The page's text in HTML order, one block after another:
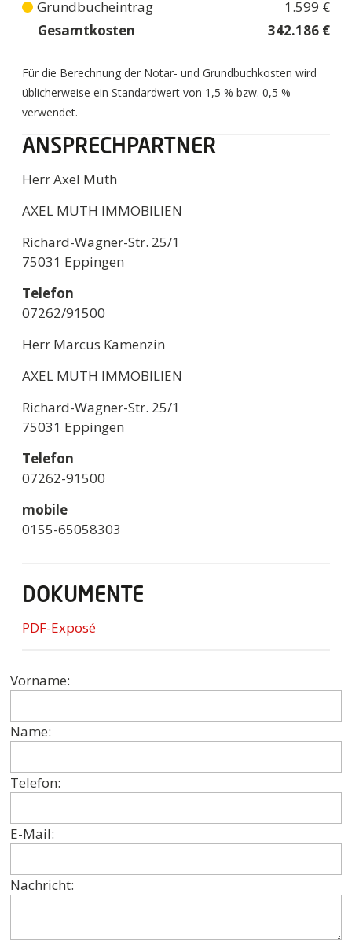
Grundbucheintrag
1.599 €
Gesamtkosten
342.186 €
Für die Berechnung der Notar- und Grundbuchkosten wird
üblicherweise ein Standardwert von 1,5 % bzw. 0,5 %
verwendet.
ANSPRECHPARTNER
Herr Axel Muth
AXEL MUTH IMMOBILIEN
Richard-Wagner-Str. 25/1
75031 Eppingen
Telefon
07262/91500
Herr Marcus Kamenzin
AXEL MUTH IMMOBILIEN
Richard-Wagner-Str. 25/1
75031 Eppingen
Telefon
07262-91500
mobile
0155-65058303
DOKUMENTE
PDF-Exposé
Vorname:
Name:
Telefon:
E-Mail:
Nachricht: